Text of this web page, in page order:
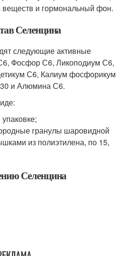
и гормональный фон.
Селенцина
следующие активные
Фосфор С6, Ликоподиум С6,
С6, Калиум фосфорикум
и Алюмина С6.
гранулы шаровидной
из полиэтилена, по 15,
Селенцина